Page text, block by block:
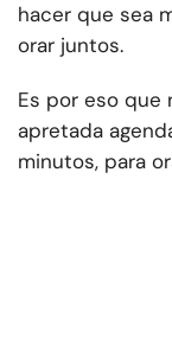
hacer que sea
orar juntos.
Es por eso
apretada
minutos, para